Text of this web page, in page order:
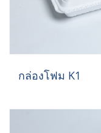
กล่องโฟม K1